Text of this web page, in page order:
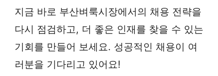
지금 바로 부산벼룩시장에서의 채용 전략을
다시 점검하고, 더 좋은 인재를 찾을 수 있는
기회를 만들어 보세요. 성공적인 채용이 여
러분을 기다리고 있어요!